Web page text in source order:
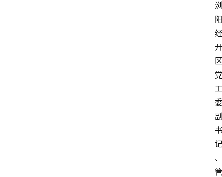
浏
阳
经
开
区
党
工
委
副
书
记
、
管